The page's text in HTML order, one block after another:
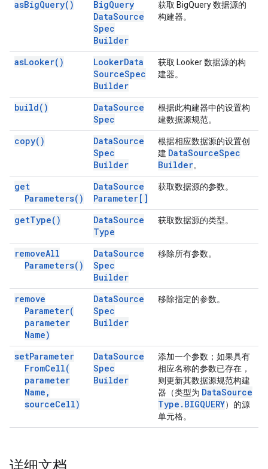
asBigQuery( ) BigQuery
DataSource
Spec
Builder
获取 BigQuery 数据源的
构建器。
asLooker( ) LookerData
SourceSpec
Builder
获取 Looker 数据源的构
建器。
build( ) DataSource
Spec
根据此构建器中的设置构
建数据源规范。
copy( ) DataSource
Spec
Builder
根据相应数据源的设置创
建 DataSourceSpec
Builder。
get
Parameters( )
DataSource
Parameter[]
获取数据源的参数。
getType( ) DataSource
Type
获取数据源的类型。
removeAll
Parameters( )
DataSource
Spec
Builder
移除所有参数。
remove
Parameter(
parameter
Name)
DataSource
Spec
Builder
移除指定的参数。
setParameter
FromCell(
parameter
Name ,
sourceCell)
DataSource
Spec
Builder
添加一个参数；如果具有
相应名称的参数已存在，
则更新其数据源规范构建
器（类型为 DataSource
Type . BIGQUERY）的源
单元格。